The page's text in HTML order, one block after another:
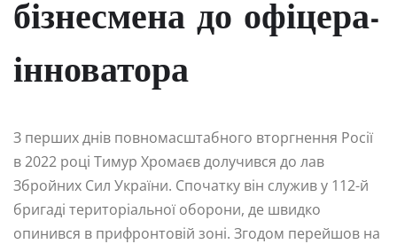
бізнесмена до офіцера-
інноватора
З перших днів повномасштабного вторгнення Росії
в 2022 році Тимур Хромаєв долучився до лав
Збройних Сил України. Спочатку він служив у 112-й
бригаді територіальної оборони, де швидко
опинився в прифронтовій зоні. Згодом перейшов на